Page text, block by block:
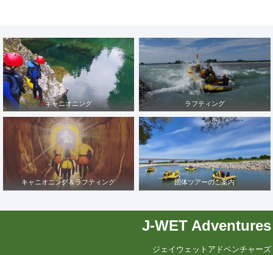
キャニオニング ラフティング
キャニオニング＆ラフティング 団体ツアーのご案内
J-WET Adventures
ジェイウェットアドベンチャーズ